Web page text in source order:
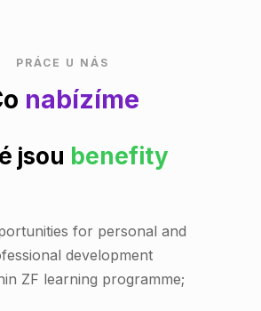
PRÁCE U NÁS
nabízíme
jsou benefity
for personal and
development
ZF learning programme;